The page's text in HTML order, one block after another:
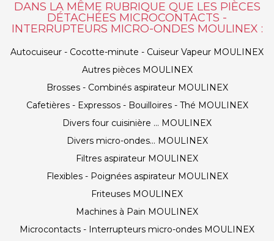
DANS LA MÊME RUBRIQUE QUE LES PIÈCES
DÉTACHÉES MICROCONTACTS -
INTERRUPTEURS MICRO-ONDES MOULINEX :
Autocuiseur - Cocotte-minute - Cuiseur Vapeur MOULINEX
Autres pièces MOULINEX
Brosses - Combinés aspirateur MOULINEX
Cafetières - Expressos - Bouilloires - Thé MOULINEX
Divers four cuisinière ... MOULINEX
Divers micro-ondes... MOULINEX
Filtres aspirateur MOULINEX
Flexibles - Poignées aspirateur MOULINEX
Friteuses MOULINEX
Machines à Pain MOULINEX
Microcontacts - Interrupteurs micro-ondes MOULINEX